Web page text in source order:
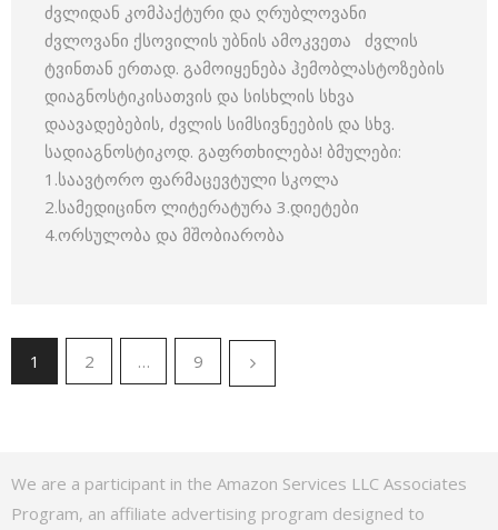
ძვლიდან კომპაქტური და ღრუბლოვანი
ძვლოვანი ქსოვილის უბნის ამოკვეთა ძვლის
ტვინთან ერთად. გამოიყენება ჰემობლასტოზების
დიაგნოსტიკისათვის და სისხლის სხვა
დაავადებების, ძვლის სიმსივნეების და სხვ.
სადიაგნოსტიკოდ. გაფრთხილება! ბმულები:
1.საავტორო ფარმაცევტული სკოლა
2.სამედიცინო ლიტერატურა 3.დიეტები
4.ორსულობა და მშობიარობა
1 2 … 9
We are a participant in the Amazon Services LLC Associates
Program, an affiliate advertising program designed to